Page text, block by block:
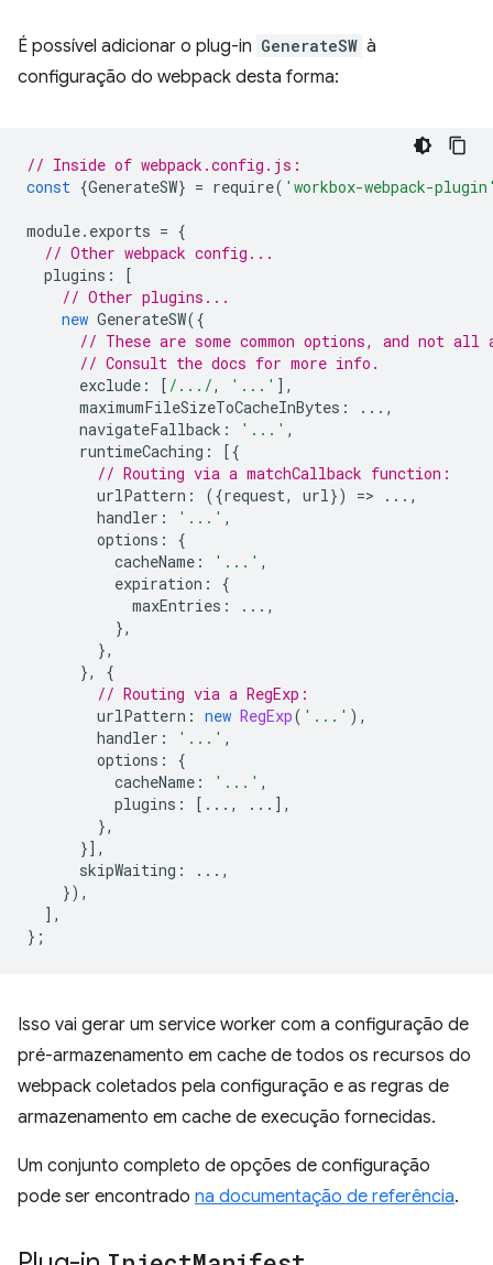
É possível adicionar o plug-in GenerateSW à
configuração do webpack desta forma:
// Inside of webpack.config.js:
const {GenerateSW} = require( 'workbox-webpack-
module. exports = {
// Other webpack config...
plugins :
[
// Other plugins...
new GenerateSW({
// These are some common options, and not
// Consult the docs for more info.
exclude : [ /.../, '...' ],
maximumFileSizeToCacheInBytes :
...,
navigateFallback : '...' ,
runtimeCaching :
[{
// Routing via a matchCallback function:
urlPattern : ({request, url}) =>
...,
handler : '...' ,
options :
{
cacheName : '...' ,
expiration :
{
maxEntries :
...,
},
},
},
{
// Routing via a RegExp:
urlPattern : new RegExp( '...' ),
handler : '...' ,
options :
{
cacheName : '...' ,
plugins : [...,
...],
},
}],
skipWaiting :
...,
}),
],
};
Isso vai gerar um service worker com a configuração de
pré-armazenamento em cache de todos os recursos do
webpack coletados pela configuração e as regras de
armazenamento em cache de execução fornecidas.
Um conjunto completo de opções de configuração
pode ser encontrado na documentação de referência.